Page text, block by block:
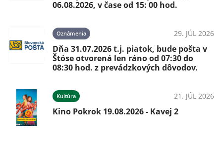
06.08.2026, v čase od 15: 00 hod.
Oznámenia 29. JÚL 2026
Dňa 31.07.2026 t.j. piatok, bude pošta v
Štóse otvorená len ráno od 07:30 do
08:30 hod. z prevádzkových dôvodov.
Kultúra 21. JÚL 2026
Kino Pokrok 19.08.2026 - Kavej 2